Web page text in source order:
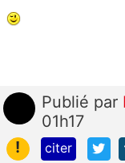
Publié par
01h17
!
citer